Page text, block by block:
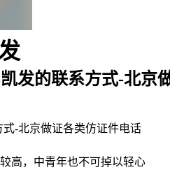
发的联系方式-北京
-北京做证各类仿证件电话
高，中青年也不可掉以轻心